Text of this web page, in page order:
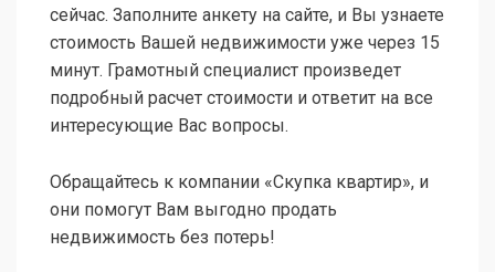
сейчас. Заполните анкету на сайте, и Вы узнаете
стоимость Вашей недвижимости уже через 15
минут. Грамотный специалист произведет
подробный расчет стоимости и ответит на все
интересующие Вас вопросы.
Обращайтесь к компании «Скупка квартир», и
они помогут Вам выгодно продать
недвижимость без потерь!